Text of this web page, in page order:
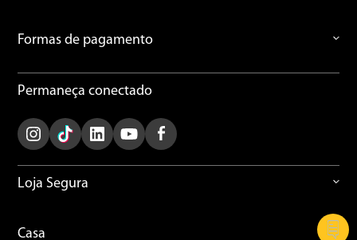
Formas de pagamento
Permaneça conectado
Loja Segura
Casa